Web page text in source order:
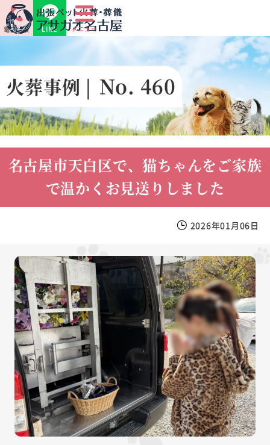
電話相談 LINE メニュー
火葬事例 | No. 460
名古屋市天白区で、猫ちゃんをご家族
で温かくお見送りしました
2026年01月06日